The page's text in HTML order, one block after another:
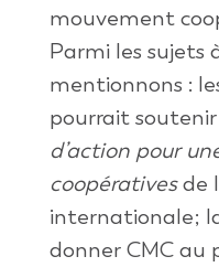
mouvement
Parmi les sujets
mentionnons :
pourrait
d’action pour
coopérativesde
internationale;
donner CMC au